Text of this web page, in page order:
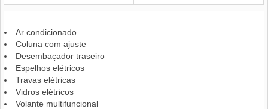
Ar condicionado
Coluna com ajuste
Desembaçador traseiro
Espelhos elétricos
Travas elétricas
Vidros elétricos
Volante multifuncional